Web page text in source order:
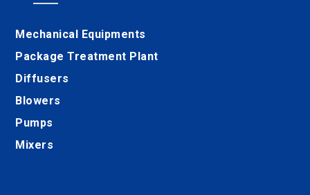
Mechanical Equipments
Package Treatment Plant
Diffusers
Blowers
Pumps
Mixers